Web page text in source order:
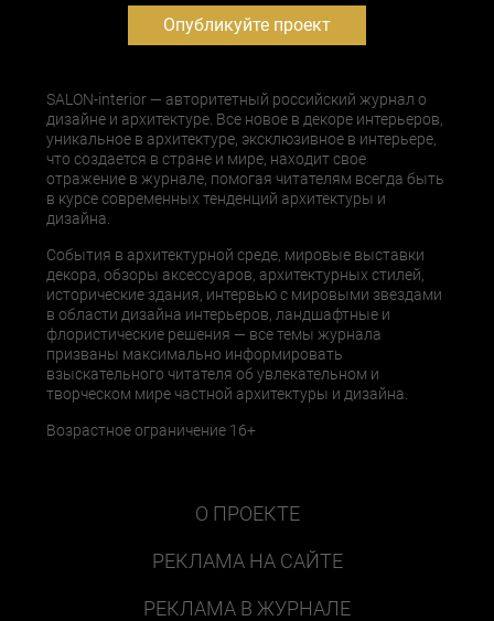
Опубликуйте проект
SALON-interior — авторитетный российский журнал о
дизайне и архитектуре. Все новое в декоре интерьеров,
уникальное в архитектуре, эксклюзивное в интерьере,
что создается в стране и мире, находит свое
отражение в журнале, помогая читателям всегда быть
в курсе современных тенденций архитектуры и
дизайна.
События в архитектурной среде, мировые выставки
декора, обзоры аксессуаров, архитектурных стилей,
исторические здания, интервью с мировыми звездами
в области дизайна интерьеров, ландшафтные и
флористические решения — все темы журнала
призваны максимально информировать
взыскательного читателя об увлекательном и
творческом мире частной архитектуры и дизайна.
Возрастное ограничение 16+
О ПРОЕКТЕ
РЕКЛАМА НА САЙТЕ
РЕКЛАМА В ЖУРНАЛЕ